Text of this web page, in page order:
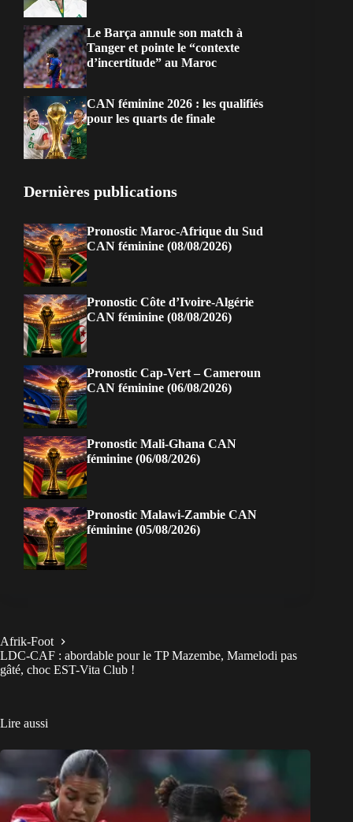
Le Barça annule son match à
Tanger et pointe le “contexte
d’incertitude” au Maroc
CAN féminine 2026 : les qualifiés
pour les quarts de finale
Dernières publications
Pronostic Maroc-Afrique du Sud
CAN féminine (08/08/2026)
Pronostic Côte d’Ivoire-Algérie
CAN féminine (08/08/2026)
Pronostic Cap-Vert – Cameroun
CAN féminine (06/08/2026)
Pronostic Mali-Ghana CAN
féminine (06/08/2026)
Pronostic Malawi-Zambie CAN
féminine (05/08/2026)
Afrik-Foot
LDC-CAF : abordable pour le TP Mazembe, Mamelodi pas
gâté, choc EST-Vita Club !
Lire aussi